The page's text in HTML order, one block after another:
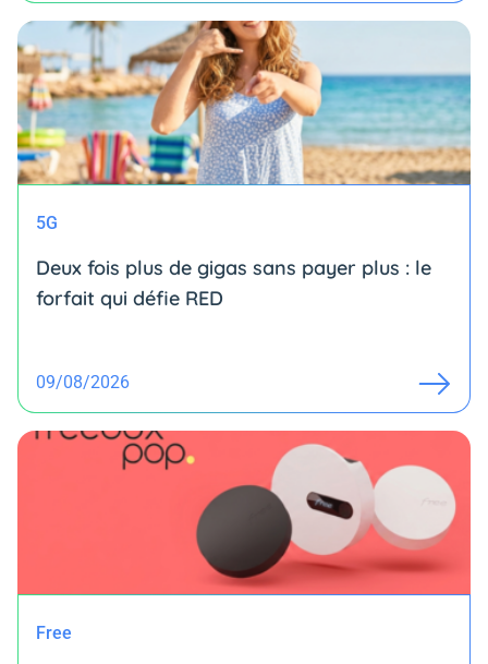
5G
Deux fois plus de gigas sans payer plus : le
forfait qui défie RED
09/08/2026
Free